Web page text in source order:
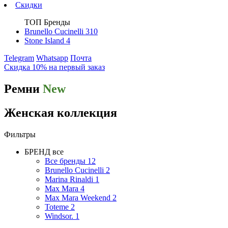
Скидки
ТОП Бренды
Brunello Cucinelli 310
Stone Island 4
Telegram Whatsapp Почта
Скидка 10% на первый заказ
Ремни New
Женская коллекция
Фильтры
БРЕНД все
Все бренды 12
Brunello Cucinelli 2
Marina Rinaldi 1
Max Mara 4
Max Mara Weekend 2
Toteme 2
Windsor. 1